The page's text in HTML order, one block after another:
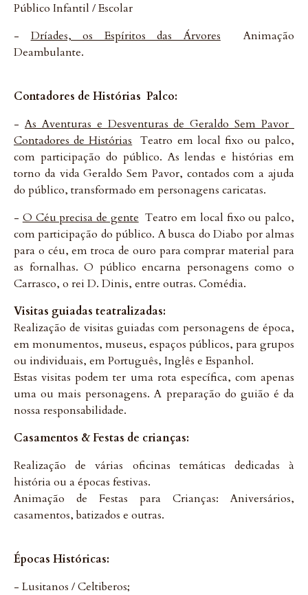
Público Infantil / Escolar
- Dríades, os Espíritos das Árvores  Animação
Deambulante.
Contadores de Histórias  Palco:
-As Aventuras e Desventuras de Geraldo Sem Pavor 
Contadores de Histórias  Teatro em local fixo ou palco,
com participação do público. As lendas e histórias em
torno da vida Geraldo Sem Pavor, contados com a ajuda
do público, transformado em personagens caricatas.
- O Céu precisa de gente  Teatro em local fixo ou palco,
com participação do público. A busca do Diabo por almas
para o céu, em troca de ouro para comprar material para
as fornalhas. O público encarna personagens como o
Carrasco, o rei D. Dinis, entre outras. Comédia.
Visitas guiadas teatralizadas:
Realização de visitas guiadas com personagens de época,
em monumentos, museus, espaços públicos, para grupos
ou individuais, em Português, Inglês e Espanhol.
Estas visitas podem ter uma rota específica, com apenas
uma ou mais personagens. A preparação do guião é da
nossa responsabilidade.
Casamentos & Festas de crianças:
Realização de várias oficinas temáticas dedicadas à
história ou a épocas festivas.
Animação de Festas para Crianças: Aniversários,
casamentos, batizados e outras.
Épocas Históricas:
- Lusitanos / Celtiberos;